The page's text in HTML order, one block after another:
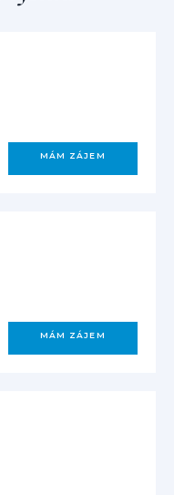
MÁM ZÁJEM
MÁM ZÁJEM